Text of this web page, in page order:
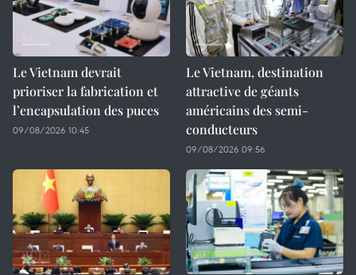
Le Vietnam devrait
prioriser la fabrication et
l’encapsulation des puces
09/08/2026 10:45
Le Vietnam, destination
attractive de géants
américains des semi-
conducteurs
09/08/2026 09:56